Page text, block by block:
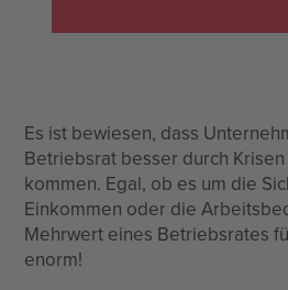
Es ist bewiesen, dass
Betriebsrat besser durch Krisen
kommen. Egal, ob es um die
Einkommen oder die
Mehrwert eines Betriebsrates
enorm!